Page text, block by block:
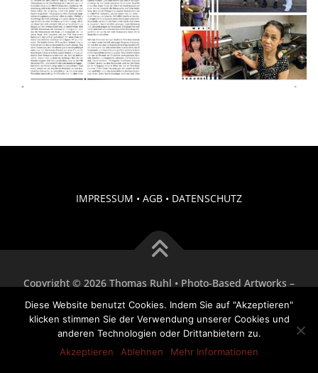
IMPRESSUM • AGB • DATENSCHUTZ
Copyright © 2026 Thomas Ruhl • Photo-Based Artworks –
OnePress Theme von FameThemes
Diese Website benutzt Cookies. Indem Sie auf "Akzeptieren"
klicken stimmen Sie der Verwendung unserer Cookies und
anderen Technologien oder Drittanbietern zu.
Akzeptieren
Ablehnen Mehr Informationen